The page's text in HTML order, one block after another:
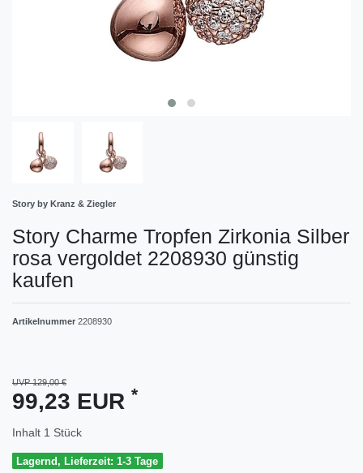
Story by Kranz & Ziegler
Story Charme Tropfen Zirkonia Silber
rosa vergoldet 2208930 günstig
kaufen
Artikelnummer 2208930
UVP 129,00 €
99,23 EUR *
Inhalt 1 Stück
Lagernd, Lieferzeit: 1-3 Tage